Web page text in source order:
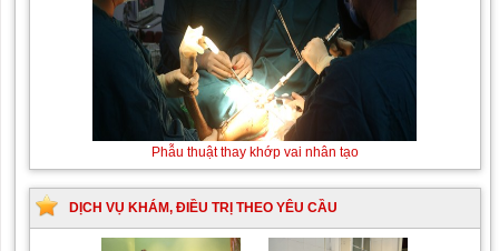
Phẫu thuật thay khớp vai nhân tạo
DỊCH VỤ KHÁM, ĐIỀU TRỊ THEO YÊU CẦU